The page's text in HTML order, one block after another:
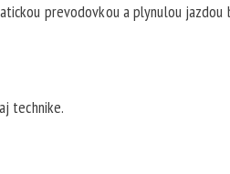
prevodovkou a plynulou jazdou
technike.